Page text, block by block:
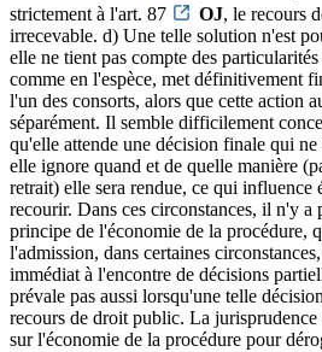
strictement à l'art. 87
OJ, le recours
irrecevable. d) Une telle solution n'est
elle ne tient pas compte des
comme en l'espèce, met définitivement
l'un des consorts, alors que cette action
séparément. Il semble difficilement
qu'elle attende une décision finale qui
elle ignore quand et de quelle manière
retrait) elle sera rendue, ce qui influence
recourir. Dans ces circonstances, il n'y a
principe de l'économie de la procédure,
l'admission, dans certaines
immédiat à l'encontre de décisions
prévale pas aussi lorsqu'une telle
recours de droit public. La jurisprudence
sur l'économie de la procédure pour